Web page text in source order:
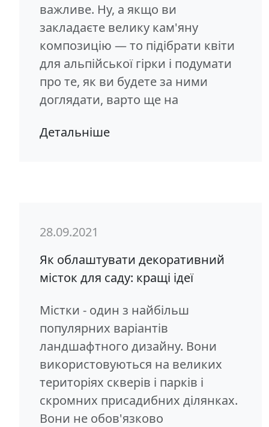
важливе. Ну, а якщо ви
закладаєте велику кам'яну
композицію — то підібрати квіти
для альпійської гірки і подумати
про те, як ви будете за ними
доглядати, варто ще на
Детальніше
28.09.2021
Як облаштувати декоративний
місток для саду: кращі ідеї
Містки - один з найбільш
популярних варіантів
ландшафтного дизайну. Вони
використовуються на великих
територіях скверів і парків і
скромних присадибних ділянках.
Вони не обов'язково